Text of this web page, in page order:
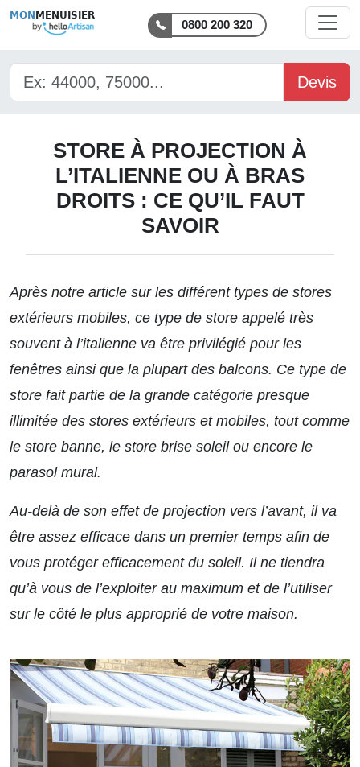
MON MENUISIER
0800 200 320
Devis
STORE À PROJECTION À
L’ITALIENNE OU À BRAS
DROITS : CE QU’IL FAUT
SAVOIR
Après notre article sur les différent types de stores
extérieurs mobiles, ce type de store appelé très
souvent à l’italienne va être privilégié pour les
fenêtres ainsi que la plupart des balcons. Ce type de
store fait partie de la grande catégorie presque
illimitée des stores extérieurs et mobiles, tout comme
le store banne, le store brise soleil ou encore le
parasol mural.
Au-delà de son effet de projection vers l’avant, il va
être assez efficace dans un premier temps afin de
vous protéger efficacement du soleil. Il ne tiendra
qu’à vous de l’exploiter au maximum et de l’utiliser
sur le côté le plus approprié de votre maison.